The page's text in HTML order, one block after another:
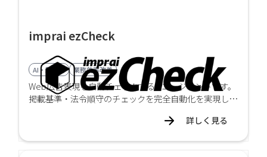
imprai ezCheck
AI・顔認証 業務効率改善
Web広告表現を自動チェックするAIエージェントです。
掲載基準・法令順守のチェックを完全自動化を実現しま
トを自動で巡回し、結果レポートを送信します。
詳しく見る